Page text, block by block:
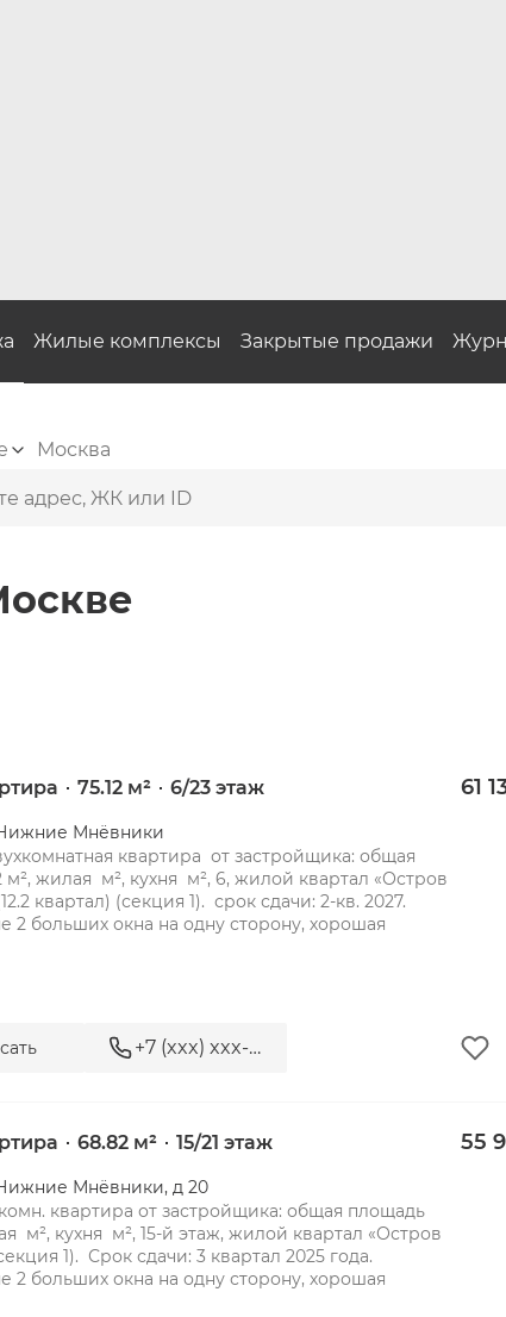
Жилые комплексы Закрытые продажи
Москва
61
75.12 м² 6/23 этаж
Мнёвники
квартира  от застройщика: общая
м², жилая  м², кухня  м², 6, жилой квартал «Остров
квартал) (секция 1).  срок сдачи: 2-кв. 2027.
2 больших окна на одну сторону, хорошая
+7 (xxx) xxx-xx-xx
55
68.82 м² 15/21 этаж
Мнёвники, д 20
квартира от застройщика: общая площадь
м², кухня  м², 15-й этаж, жилой квартал «Остров
1).  Срок сдачи: 3 квартал 2025 года.
2 больших окна на одну сторону, хорошая